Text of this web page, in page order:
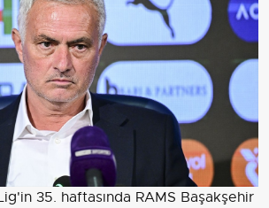
35. haftasında RAMS Başakşehir